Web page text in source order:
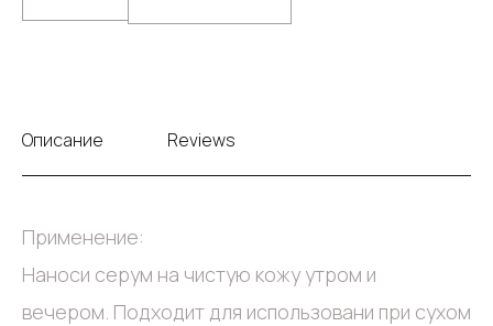
Описание Reviews
Применение:
Наноси серум на чистую кожу утром и
вечером. Подходит для использовани при сухом